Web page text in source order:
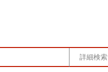
詳細検索